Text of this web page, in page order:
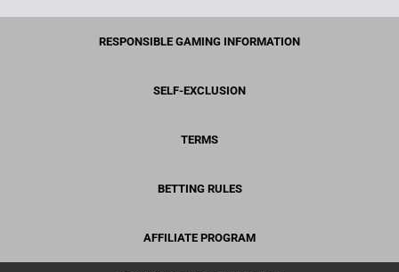
RESPONSIBLE GAMING INFORMATION
SELF-EXCLUSION
TERMS
BETTING RULES
AFFILIATE PROGRAM